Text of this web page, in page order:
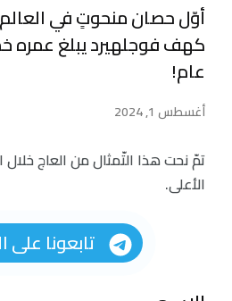
أوّل حصان منحوتٍ في
كهف فوجلهيرد يبلغ عمره
عام!
أغسطس 1, 2024
تمّ نحت هذا التّمثال من العاج خلال
الأعلى.
تابعونا على